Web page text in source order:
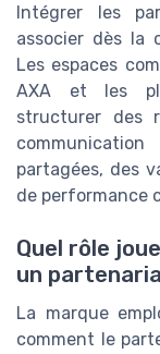
Intégrer les
associer dès la
Les espaces
AXA et les
structurer des
partagées, des
de performance
Quel rôle
un
La marque
comment le